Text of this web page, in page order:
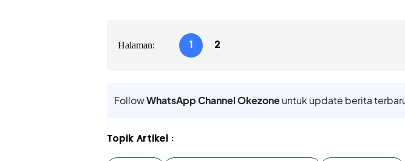
Halaman: 1 2
FollowWhatsApp Channel Okezoneuntuk update berita
Topik Artikel :